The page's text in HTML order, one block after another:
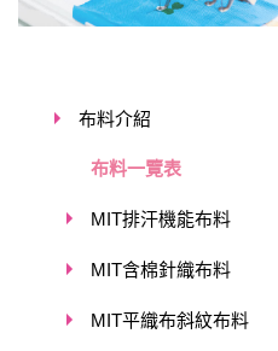
布料介紹
布料一覽表
MIT排汗機能布料
MIT含棉針織布料
MIT平織布斜紋布料